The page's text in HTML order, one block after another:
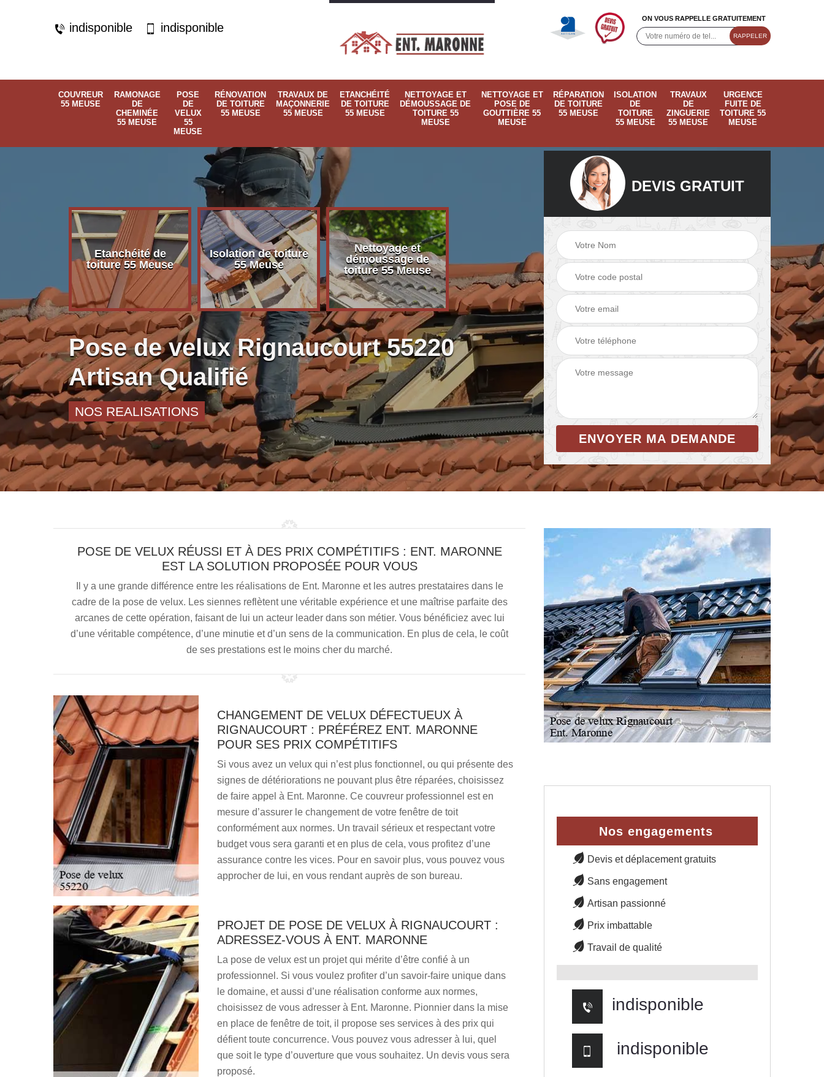
indisponible indisponible
ON VOUS RAPPELLE GRATUITEMENT
COUVREUR
55 MEUSE
RAMONAGE
DE
CHEMINÉE
55 MEUSE
POSE
DE
VELUX
55
MEUSE
RÉNOVATION
DE TOITURE
55 MEUSE
TRAVAUX DE
MAÇONNERIE
55 MEUSE
ETANCHÉITÉ
DE TOITURE
55 MEUSE
NETTOYAGE ET
DÉMOUSSAGE DE
TOITURE 55
MEUSE
NETTOYAGE ET
POSE DE
GOUTTIÈRE 55
MEUSE
RÉPARATION
DE TOITURE
55 MEUSE
ISOLATION
DE
TOITURE
55 MEUSE
TRAVAUX
DE
ZINGUERIE
55 MEUSE
URGENCE
FUITE DE
TOITURE 55
MEUSE
Etanchéité de
toiture 55 Meuse
Isolation de toiture
55 Meuse
Nettoyage et
démoussage de
toiture 55 Meuse
Nettoyage et pose
de gouttière 55
Meuse
Meuse
Ramonage de
cheminée 55
Pose de velux Rignaucourt 55220
Artisan Qualifié
NOS REALISATIONS
DEVIS GRATUIT
POSE DE VELUX RÉUSSI ET À DES PRIX COMPÉTITIFS : ENT. MARONNE
EST LA SOLUTION PROPOSÉE POUR VOUS
Il y a une grande différence entre les réalisations de Ent. Maronne et les autres prestataires dans le
cadre de la pose de velux. Les siennes reflètent une véritable expérience et une maîtrise parfaite des
arcanes de cette opération, faisant de lui un acteur leader dans son métier. Vous bénéficiez avec lui
d’une véritable compétence, d’une minutie et d’un sens de la communication. En plus de cela, le coût
de ses prestations est le moins cher du marché.
CHANGEMENT DE VELUX DÉFECTUEUX À
RIGNAUCOURT : PRÉFÉREZ ENT. MARONNE
POUR SES PRIX COMPÉTITIFS
Si vous avez un velux qui n’est plus fonctionnel, ou qui présente des
signes de détériorations ne pouvant plus être réparées, choisissez
de faire appel à Ent. Maronne. Ce couvreur professionnel est en
mesure d’assurer le changement de votre fenêtre de toit
conformément aux normes. Un travail sérieux et respectant votre
budget vous sera garanti et en plus de cela, vous profitez d’une
assurance contre les vices. Pour en savoir plus, vous pouvez vous
approcher de lui, en vous rendant auprès de son bureau.
PROJET DE POSE DE VELUX À RIGNAUCOURT :
ADRESSEZ-VOUS À ENT. MARONNE
La pose de velux est un projet qui mérite d’être confié à un
professionnel. Si vous voulez profiter d’un savoir-faire unique dans
le domaine, et aussi d’une réalisation conforme aux normes,
choisissez de vous adresser à Ent. Maronne. Pionnier dans la mise
en place de fenêtre de toit, il propose ses services à des prix qui
défient toute concurrence. Vous pouvez vous adresser à lui, quel
que soit le type d’ouverture que vous souhaitez. Un devis vous sera
proposé.
Nos engagements
Devis et déplacement gratuits
Sans engagement
Artisan passionné
Prix imbattable
Travail de qualité
indisponible
indisponible